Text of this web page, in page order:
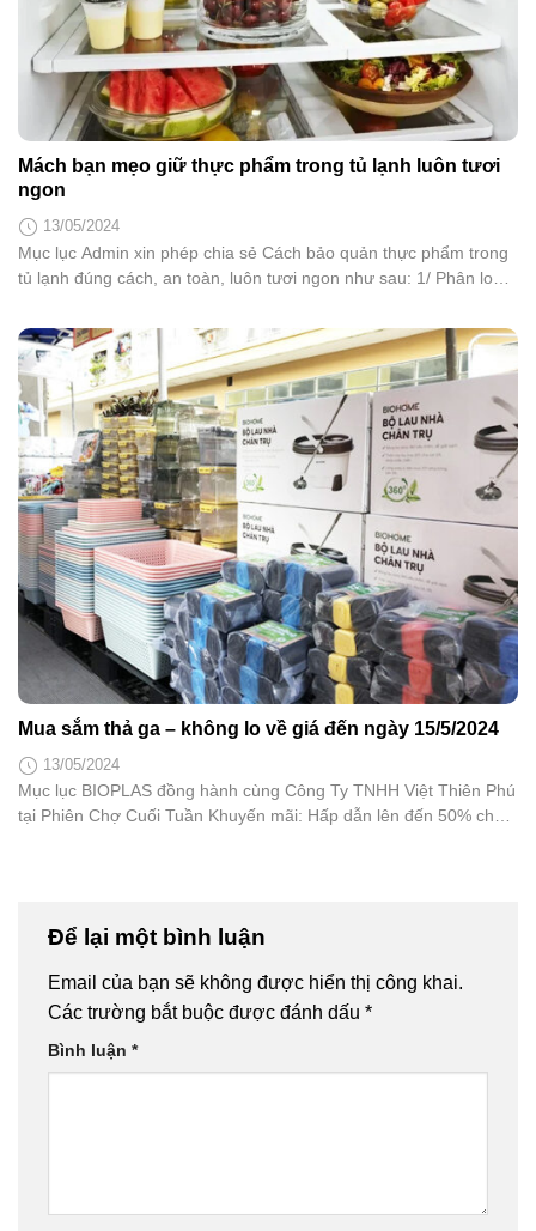
Mách bạn mẹo giữ thực phẩm trong tủ lạnh luôn tươi
ngon
13/05/2024
Mục lục Admin xin phép chia sẻ Cách bảo quản thực phẩm trong
tủ lạnh đúng cách, an toàn, luôn tươi ngon như sau: 1/ Phân loại
phẩm tươi sống (thịt, cá, hải sản) Đầu tiên, sau khi mua thực
phẩm...
Mua sắm thả ga – không lo về giá đến ngày 15/5/2024
13/05/2024
Mục lục BIOPLAS đồng hành cùng Công Ty TNHH Việt Thiên Phú
tại Phiên Chợ Cuối Tuần Khuyến mãi: Hấp dẫn lên đến 50% cho
Để lại một bình luận
Email của bạn sẽ không được hiển thị công khai.
Các trường bắt buộc được đánh dấu *
Bình luận *